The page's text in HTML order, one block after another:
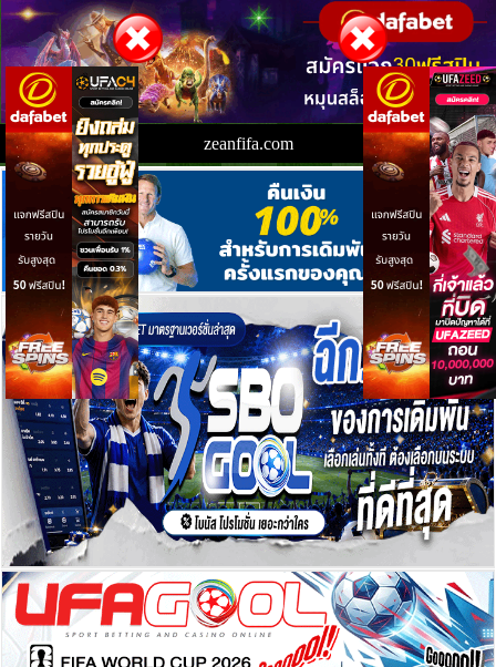
zeanfifa.com